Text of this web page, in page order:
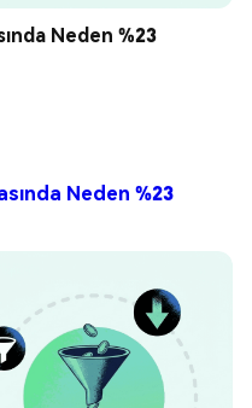
Neden %23
Neden %23